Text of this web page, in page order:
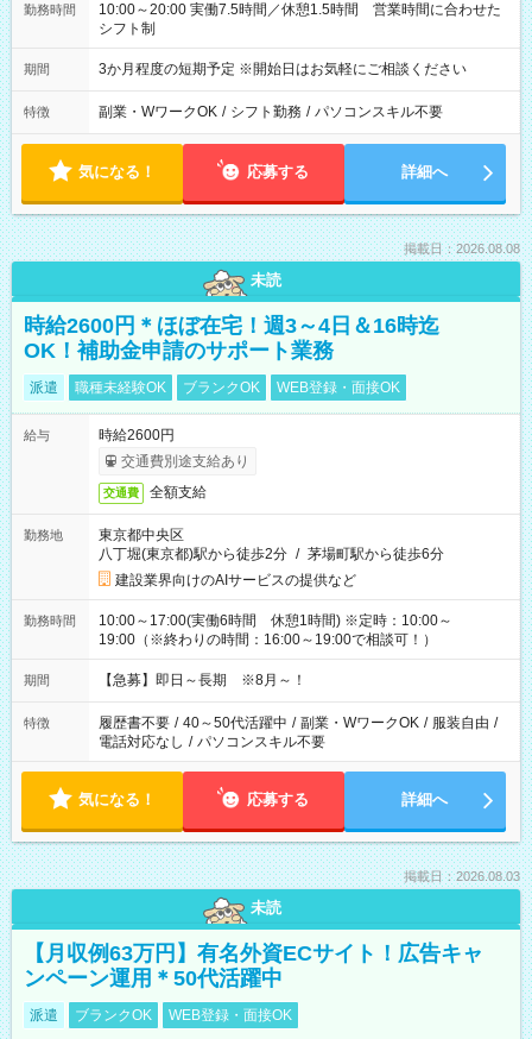
勤務時間
10:00～20:00 実働7.5時間／休憩1.5時間 営業時間に合わせた
シフト制
期間 3か月程度の短期予定 ※開始日はお気軽にご相談ください
特徴 副業・WワークOK / シフト勤務 / パソコンスキル不要
気になる！ 応募する 詳細へ
掲載日：2026.08.08
未読
時給2600円＊ほぼ在宅！週3～4日＆16時迄
OK！補助金申請のサポート業務
派遣 職種未経験OK ブランクOK WEB登録・面接OK
給与
時給2600円
交通費別途支給あり
交通費 全額支給
勤務地
東京都中央区
八丁堀(東京都)駅から徒歩2分 / 茅場町駅から徒歩6分
建設業界向けのAIサービスの提供など
勤務時間
10:00～17:00(実働6時間 休憩1時間) ※定時：10:00～
19:00（※終わりの時間：16:00～19:00で相談可！）
期間 【急募】即日～長期 ※8月～！
特徴 履歴書不要 / 40～50代活躍中 / 副業・WワークOK / 服装自由 /
電話対応なし / パソコンスキル不要
気になる！ 応募する 詳細へ
掲載日：2026.08.03
未読
【月収例63万円】有名外資ECサイト！広告キャ
ンペーン運用＊50代活躍中
派遣 ブランクOK WEB登録・面接OK